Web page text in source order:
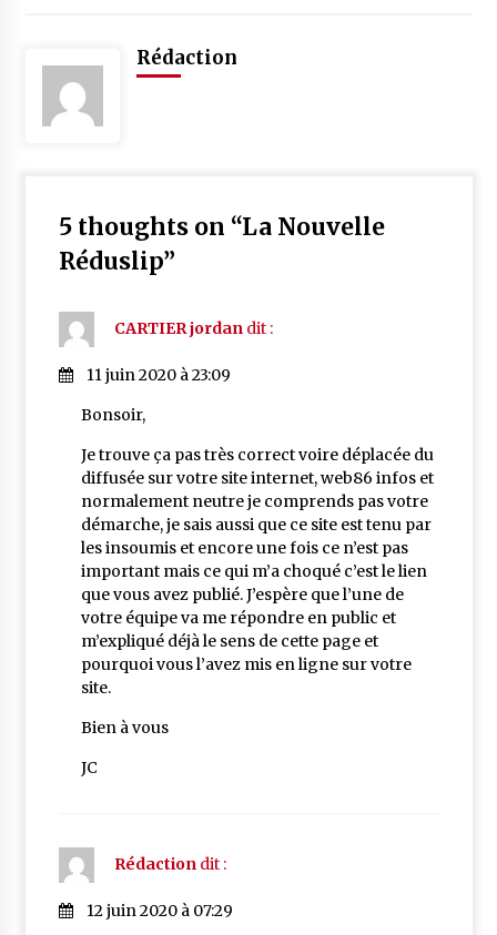
Rédaction
5 thoughts on “La Nouvelle
Réduslip”
CARTIER jordan dit :
11 juin 2020 à 23:09
Bonsoir,
Je trouve ça pas très correct voire déplacée du
diffusée sur votre site internet, web86 infos et
normalement neutre je comprends pas votre
démarche, je sais aussi que ce site est tenu par
les insoumis et encore une fois ce n’est pas
important mais ce qui m’a choqué c’est le lien
que vous avez publié. J’espère que l’une de
votre équipe va me répondre en public et
m’expliqué déjà le sens de cette page et
pourquoi vous l’avez mis en ligne sur votre
site.
Bien à vous
JC
Rédaction dit :
12 juin 2020 à 07:29